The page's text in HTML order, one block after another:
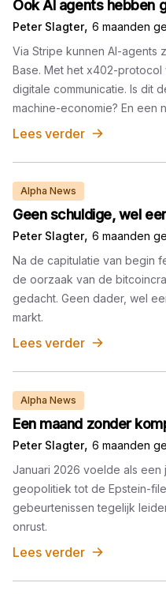
Ook AI agents hebben
Peter Slagter, 6 maanden
Via Stripe kunnen AI-agents
Base. Met het x402-
digitale communicatie. Is dit
machine-economie? En een
Lees verder
Geen schuldige, wel
Alpha News
Peter Slagter, 6 maanden
Na de capitulatie van begin
de oorzaak van de
gedacht. Geen dader, wel
markt.
Lees verder
Een maand zonder
Alpha News
Peter Slagter, 6 maanden
Januari 2026 voelde als een
geopolitiek tot de Epstein-
gebeurtenissen tegelijk
onrust.
Lees verder